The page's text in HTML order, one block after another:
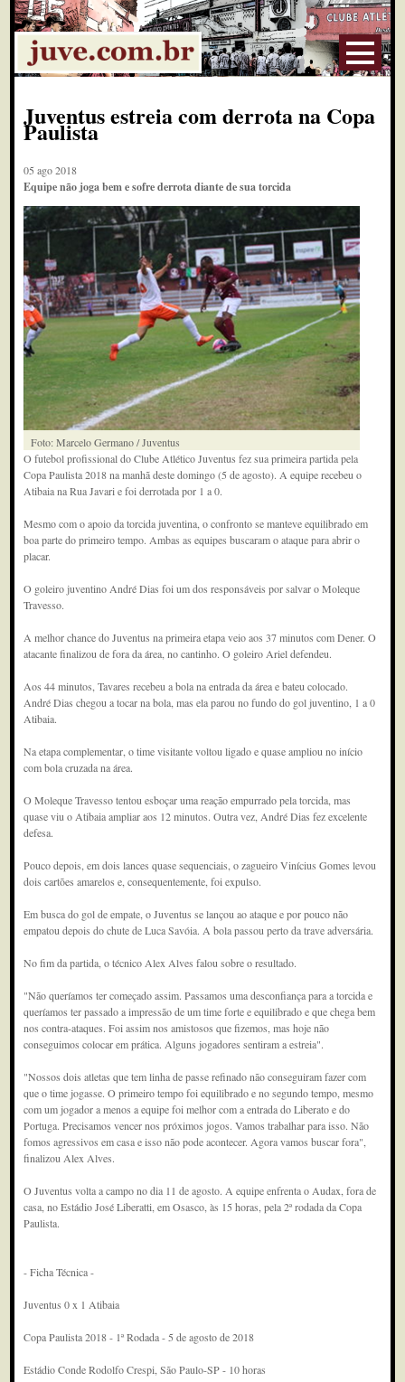
Juventus estreia com derrota na Copa
Paulista
05 ago 2018
Equipe não joga bem e sofre derrota diante de sua torcida
Foto: Marcelo Germano / Juventus
O futebol profissional do Clube Atlético Juventus fez sua primeira partida pela
Copa Paulista 2018 na manhã deste domingo (5 de agosto). A equipe recebeu o
Atibaia na Rua Javari e foi derrotada por 1 a 0.
Mesmo com o apoio da torcida juventina, o confronto se manteve equilibrado em
boa parte do primeiro tempo. Ambas as equipes buscaram o ataque para abrir o
placar.
O goleiro juventino André Dias foi um dos responsáveis por salvar o Moleque
Travesso.
A melhor chance do Juventus na primeira etapa veio aos 37 minutos com Dener. O
atacante finalizou de fora da área, no cantinho. O goleiro Ariel defendeu.
Aos 44 minutos, Tavares recebeu a bola na entrada da área e bateu colocado.
André Dias chegou a tocar na bola, mas ela parou no fundo do gol juventino, 1 a 0
Atibaia.
Na etapa complementar, o time visitante voltou ligado e quase ampliou no início
com bola cruzada na área.
O Moleque Travesso tentou esboçar uma reação empurrado pela torcida, mas
quase viu o Atibaia ampliar aos 12 minutos. Outra vez, André Dias fez excelente
defesa.
Pouco depois, em dois lances quase sequenciais, o zagueiro Vinícius Gomes levou
dois cartões amarelos e, consequentemente, foi expulso.
Em busca do gol de empate, o Juventus se lançou ao ataque e por pouco não
empatou depois do chute de Luca Savóia. A bola passou perto da trave adversária.
No fim da partida, o técnico Alex Alves falou sobre o resultado.
"Não queríamos ter começado assim. Passamos uma desconfiança para a torcida e
queríamos ter passado a impressão de um time forte e equilibrado e que chega bem
nos contra-ataques. Foi assim nos amistosos que fizemos, mas hoje não
conseguimos colocar em prática. Alguns jogadores sentiram a estreia".
"Nossos dois atletas que tem linha de passe refinado não conseguiram fazer com
que o time jogasse. O primeiro tempo foi equilibrado e no segundo tempo, mesmo
com um jogador a menos a equipe foi melhor com a entrada do Liberato e do
Portuga. Precisamos vencer nos próximos jogos. Vamos trabalhar para isso. Não
fomos agressivos em casa e isso não pode acontecer. Agora vamos buscar fora",
finalizou Alex Alves.
O Juventus volta a campo no dia 11 de agosto. A equipe enfrenta o Audax, fora de
casa, no Estádio José Liberatti, em Osasco, às 15 horas, pela 2ª rodada da Copa
Paulista.
- Ficha Técnica -
Juventus 0 x 1 Atibaia
Copa Paulista 2018 - 1ª Rodada - 5 de agosto de 2018
Estádio Conde Rodolfo Crespi, São Paulo-SP - 10 horas